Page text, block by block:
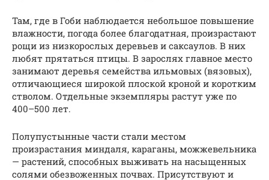
Там, где в Гоби наблюдается небольшое повышение
влажности, погода более благодатная, произрастают
рощи из низкорослых деревьев и саксаулов. В них
любят прятаться птицы. В зарослях главное место
занимают деревья семейства ильмовых (вязовых),
отличающиеся широкой плоской кроной и коротким
стволом. Отдельные экземпляры растут уже по
400–500 лет.
Полупустынные части стали местом
произрастания миндаля, караганы, можжевельника
— растений, способных выживать на насыщенных
солями обезвоженных почвах. Присутствуют и